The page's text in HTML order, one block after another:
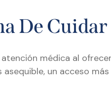
De Cuidar
médica al
un acceso